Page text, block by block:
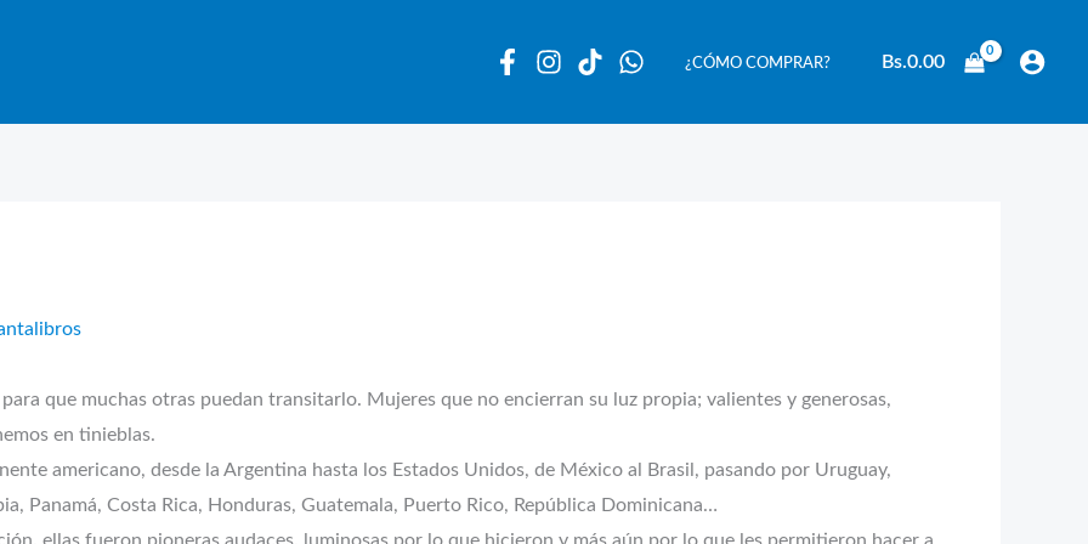
¿CÓMO COMPRAR? Bs.0.00
que muchas otras puedan transitarlo. Mujeres que no encierran su luz propia; valientes y generosas,
en tinieblas.
americano, desde la Argentina hasta los Estados Unidos, de México al Brasil, pasando por Uruguay,
Panamá, Costa Rica, Honduras, Guatemala, Puerto Rico, República Dominicana…